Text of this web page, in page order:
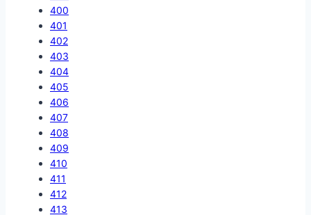
400
401
402
403
404
405
406
407
408
409
410
411
412
413